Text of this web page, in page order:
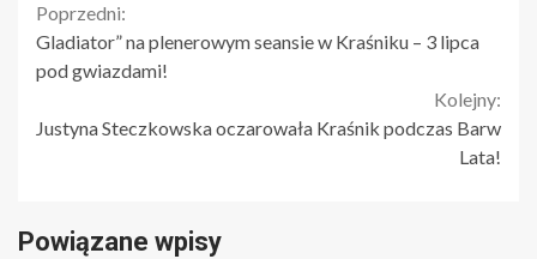
Continue
Reading
Poprzedni:
Gladiator” na plenerowym seansie w Kraśniku – 3 lipca
pod gwiazdami!
Kolejny:
Justyna Steczkowska oczarowała Kraśnik podczas Barw
Lata!
Powiązane wpisy